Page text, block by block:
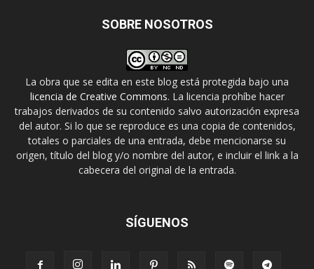
SOBRE NOSOTROS
La obra que se edita en este blog está protegida bajo una
licencia de Creative Commons. La licencia prohíbe hacer
trabajos derivados de su contenido salvo autorización expresa
del autor. Si lo que se reproduce es una copia de contenidos,
totales o parciales de una entrada, debe mencionarse su
origen, título del blog y/o nombre del autor, e incluir el link a la
cabecera del original de la entrada.
SÍGUENOS